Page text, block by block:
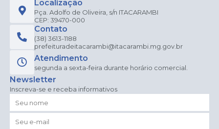
Localização
Pça. Adolfo de Oliveira, s/n ITACARAMBI
CEP: 39470-000
Contato
(38) 3613-1188
prefeituradeitacarambi@itacarambi.mg.gov.br
Atendimento
segunda a sexta-feira durante horário comercial.
Newsletter
Inscreva-se e receba informativos